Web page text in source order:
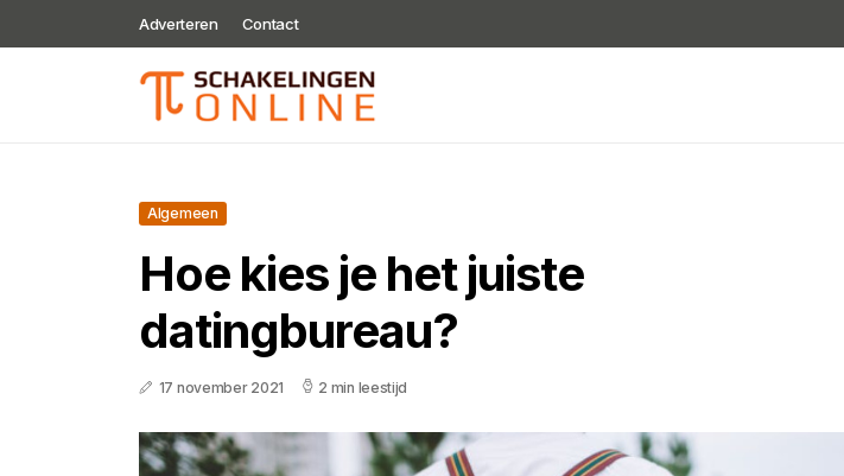
Adverteren Contact
Algemeen
Hoe kies je het juiste
datingbureau?
17 november 2021 2 min leestijd